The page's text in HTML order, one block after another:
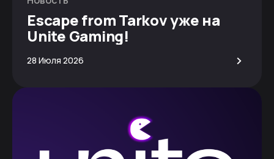
Escape from Tarkov уже на
Unite Gaming!
28 Июля 2026 >